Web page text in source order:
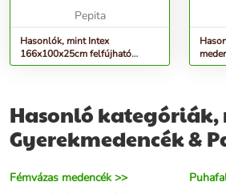
Pepita
Hasonlók, mint Intex
166x100x25cm felfújható
Medence (58423NP) - rózsaszín
cm
Hasonló
Gyerekmedencék &
Fémvázas medencék >>